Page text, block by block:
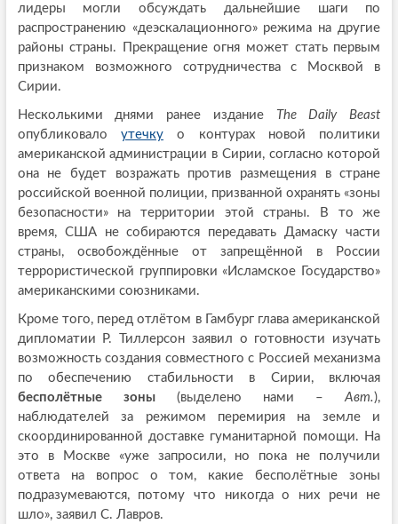
лидеры могли обсуждать дальнейшие шаги по
распространению «деэскалационного» режима на другие
районы страны. Прекращение огня может стать первым
признаком возможного сотрудничества с Москвой в
Сирии.
Несколькими днями ранее издание TheDailyBeast
опубликовалоутечку о контурах новой политики
американской администрации в Сирии, согласно которой
она не будет возражать против размещения в стране
российской военной полиции, призванной охранять «зоны
безопасности» на территории этой страны. В то же
время, США не собираются передавать Дамаску части
страны, освобождённые от запрещённой в России
террористической группировки «Исламское Государство»
американскими союзниками.
Кроме того, перед отлётом в Гамбург глава американской
дипломатии Р. Тиллерсон заявил о готовности изучать
возможность создания совместного с Россией механизма
по обеспечению стабильности в Сирии, включая
бесполётные зоны(выделено нами –Авт.),
наблюдателей за режимом перемирия на земле и
скоординированной доставке гуманитарной помощи. На
это в Москве «уже запросили, но пока не получили
ответа на вопрос о том, какие бесполётные зоны
подразумеваются, потому что никогда о них речи не
шло», заявил С. Лавров.